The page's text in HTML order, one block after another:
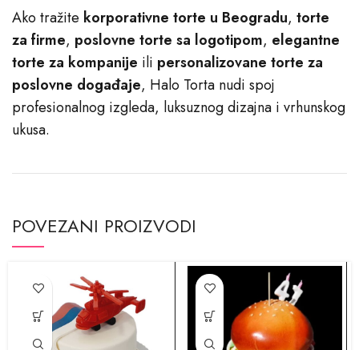
Ako tražite korporativne torte u Beogradu, torte
za firme, poslovne torte sa logotipom, elegantne
torte za kompanije ili personalizovane torte za
poslovne događaje, Halo Torta nudi spoj
profesionalnog izgleda, luksuznog dizajna i vrhunskog
ukusa.
POVEZANI PROIZVODI